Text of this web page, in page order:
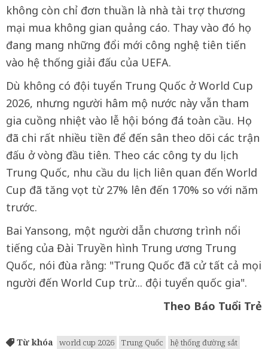
không còn chỉ đơn thuần là nhà tài trợ thương
mại mua không gian quảng cáo. Thay vào đó họ
đang mang những đổi mới công nghệ tiên tiến
vào hệ thống giải đấu của UEFA.
Dù không có đội tuyển Trung Quốc ở World Cup
2026, nhưng người hâm mộ nước này vẫn tham
gia cuồng nhiệt vào lễ hội bóng đá toàn cầu. Họ
đã chi rất nhiều tiền để đến sân theo dõi các trận
đấu ở vòng đầu tiên. Theo các công ty du lịch
Trung Quốc, nhu cầu du lịch liên quan đến World
Cup đã tăng vọt từ 27% lên đến 170% so với năm
trước.
Bai Yansong, một người dẫn chương trình nổi
tiếng của Đài Truyền hình Trung ương Trung
Quốc, nói đùa rằng: "Trung Quốc đã cử tất cả mọi
người đến World Cup trừ... đội tuyển quốc gia".
Theo Báo Tuổi Trẻ
Từ khóa world cup 2026 Trung Quốc
hệ thống đường sắt